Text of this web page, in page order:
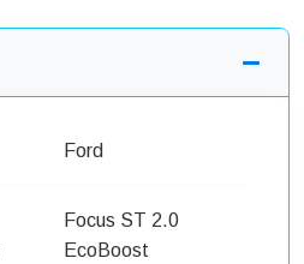
Ford
Focus ST 2.0
EcoBoost